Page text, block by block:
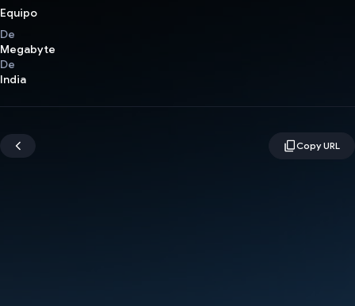
Equipo
De
Megabyte
De
India